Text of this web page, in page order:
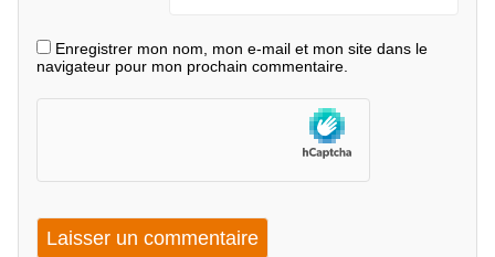
Enregistrer mon nom, mon e-mail et mon site dans le
navigateur pour mon prochain commentaire.